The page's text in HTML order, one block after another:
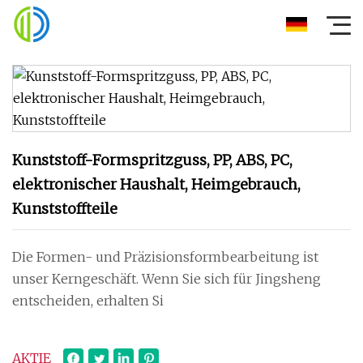
Kunststoff-Formspritzguss, PP, ABS, PC,
elektronischer Haushalt, Heimgebrauch,
Kunststoffteile
Die Formen- und Präzisionsformbearbeitung ist
unser Kerngeschäft. Wenn Sie sich für Jingsheng
entscheiden, erhalten Si
AKTIE